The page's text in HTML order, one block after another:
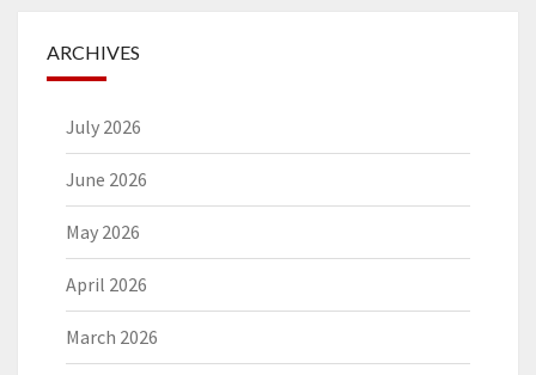
ARCHIVES
July 2026
June 2026
May 2026
April 2026
March 2026